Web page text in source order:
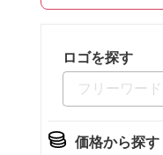
ロゴを探す
価格から探す